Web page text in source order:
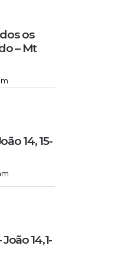
os
– Mt
14, 15-
14,1-